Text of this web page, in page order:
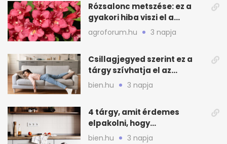
Rózsalonc metszése: ez a
gyakori hiba viszi el a
virágzást
agroforum.hu 3 napja
Csillagjegyed szerint ez a
tárgy szívhatja el az
otthonod energiáját
bien.hu 3 napja
4 tárgy, amit érdemes
elpakolni, hogy
hűvösebbnek tűnjön a lakás
bien.hu 3 napja